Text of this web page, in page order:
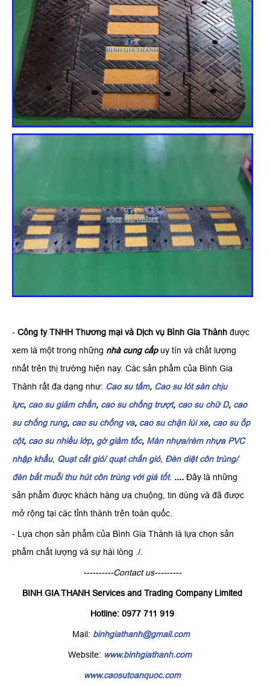
- Công ty TNHH Thương mại và Dịch vụ Bình Gia Thành được
xem là một trong những nhà cung cấpuy tín và chất lượng
nhất trên thị trường hiện nay. Các sản phẩm của Bình Gia
Thành rất đa dạng như: Cao su tấm, Cao su lót sàn chịu
lực, cao su giảm chấn, cao su chống trượt, cao su chữ D, cao
su chống rung, cao su chống va, cao su chặn lùi xe, cao su ốp
cột, cao su nhiều lớp, gờ giảm tốc, Màn nhựa/rèm nhựa PVC
nhập khẩu, Quạt cắt gió/ quạt chắn gió, Đèn diệt côn trùng/
đèn bắt muỗi thu hút côn trùng với giá tốt. .... Đây là những
sản phẩm được khách hàng ưa chuộng, tin dùng và đã được
mở rộng tại các tỉnh thành trên toàn quốc.
- Lựa chọn sản phẩm của Bình Gia Thành là lựa chọn sản
phẩm chất lượng và sự hài lòng ./.
----------Contact us---------
BINH GIA THANH Services and Trading Company Limited
Hotline: 0977 711 919
Mail: binhgiathanh@gmail.com
Website: www.binhgiathanh.com
www.caosutoanquoc.com